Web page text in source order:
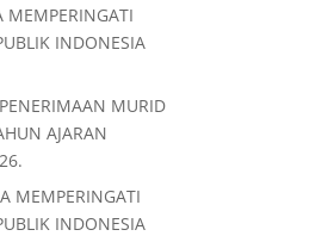
MEMPERINGATI
INDONESIA
MURID
AJARAN
MEMPERINGATI
INDONESIA